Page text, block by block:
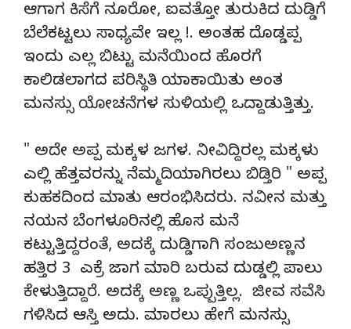
ಆಗಾಗ ಕಿಸೆಗೆ ನೂರೋ, ಐವತ್ತೋ ತುರುಕಿದ ದುಡ್ಡಿಗೆ
ಬೆಲೆಕಟ್ಟಲು ಸಾಧ್ಯವೇ ಇಲ್ಲ !. ಅಂತಹ ದೊಡ್ಡಪ್ಪ
ಇಂದು ಎಲ್ಲ ಬಿಟ್ಟು ಮನೆಯಿಂದ ಹೊರಗೆ
ಕಾಲಿಡಲಾಗದ ಪರಿಸ್ಥಿತಿ ಯಾಕಾಯಿತು ಅಂತ
ಮನಸ್ಸು ಯೋಚನೆಗಳ ಸುಳಿಯಲ್ಲಿ ಒದ್ದಾಡುತ್ತಿತ್ತು.
" ಅದೇ ಅಪ್ಪ ಮಕ್ಕಳ ಜಗಳ. ನೀವಿದ್ದಿರಲ್ಲ ಮಕ್ಕಳು
ಎಲ್ಲಿ ಹೆತ್ತವರನ್ನು ನೆಮ್ಮದಿಯಾಗಿರಲು ಬಿಡ್ತಿರಿ " ಅಪ್ಪ
ಕುಹಕದಿಂದ ಮಾತು ಆರಂಭಿಸಿದರು. ನವೀನ ಮತ್ತು
ನಯನ ಬೆಂಗಳೂರಿನಲ್ಲಿ ಹೊಸ ಮನೆ
ಕಟ್ಟುತ್ತಿದ್ದರಂತೆ, ಅದಕ್ಕೆ ದುಡ್ಡಿಗಾಗಿ ಸಂಜುಅಣ್ಣನ
ಹತ್ತಿರ 3 ಎಕ್ರೆ ಜಾಗ ಮಾರಿ ಬರುವ ದುಡ್ಡಲ್ಲಿ ಪಾಲು
ಕೇಳುತ್ತಿದ್ದಾರೆ. ಅದಕ್ಕೆ ಅಣ್ಣ ಒಪ್ಪುತ್ತಿಲ್ಲ. ಜೀವ ಸವೆಸಿ
ಗಳಿಸಿದ ಆಸ್ತಿ ಅದು. ಮಾರಲು ಹೇಗೆ ಮನಸ್ಸು